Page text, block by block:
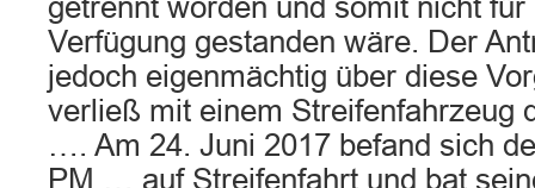
getrennt worden und somit nicht
Verfügung gestanden wäre. Der
jedoch eigenmächtig über diese
verließ mit einem Streifenfahrzeug
…. Am 24. Juni 2017 befand sich
PM … auf Streifenfahrt und bat